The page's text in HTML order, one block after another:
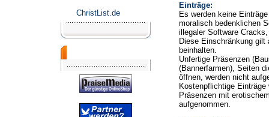
ChristList.de
Einträge:
Es werden keine
moralisch bedenklichen
illegaler Software
Diese Einschränkung
beinhalten.
Unfertige Präsenzen
(Bannerfarmen), Seiten
öffnen, werden nicht
Kostenpflichtige
Präsenzen mit
aufgenommen.